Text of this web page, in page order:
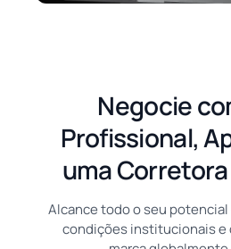
Negocie
Profissional,
uma
Alcance todo o seu
condições institucionais e